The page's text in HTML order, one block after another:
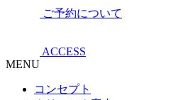
ご予約について
ACCESS
MENU
コンセプト